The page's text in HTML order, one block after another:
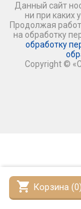
shopping_cart Корзина (0)
Данный сайт
ни при каких
Продолжая
на обработку
обработку
Copyright ©